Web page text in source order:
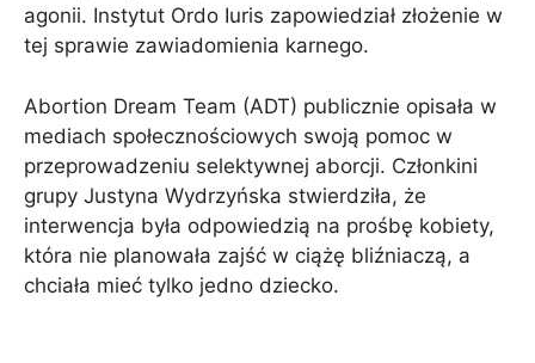
agonii. Instytut Ordo Iuris zapowiedział złożenie w
tej sprawie zawiadomienia karnego.
Abortion Dream Team (ADT) publicznie opisała w
mediach społecznościowych swoją pomoc w
przeprowadzeniu selektywnej aborcji. Członkini
grupy Justyna Wydrzyńska stwierdziła, że ​​
interwencja była odpowiedzią na prośbę kobiety,
która nie planowała zajść w ciążę bliźniaczą, a
chciała mieć tylko jedno dziecko.